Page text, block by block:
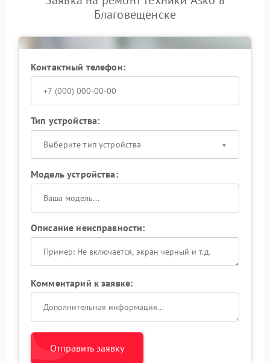
Благовещенске
Контактный телефон:
Тип устройства:
Выберите тип устройства
Модель устройства:
Описание неисправности:
Комментарий к заявке:
Отправить заявку